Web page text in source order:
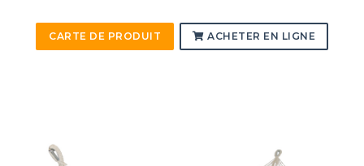
CARTE DE PRODUIT ACHETER EN LIGNE